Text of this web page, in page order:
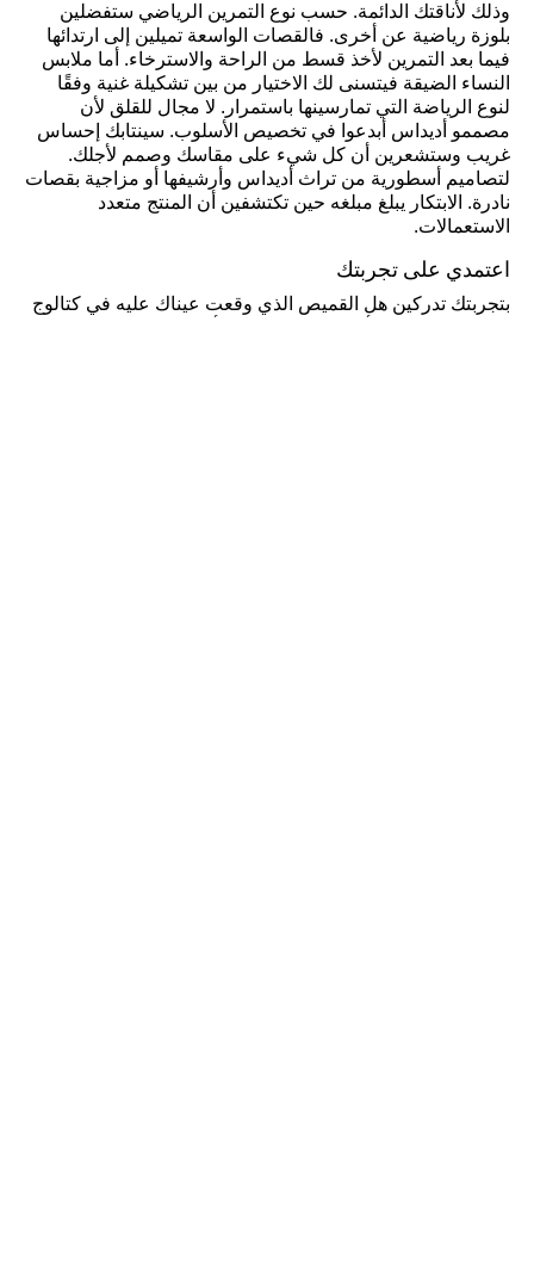
وذلك لأناقتك الدائمة. حسب نوع التمرين الرياضي ستفضلين
بلوزة رياضية عن أخرى. فالقصات الواسعة تميلين إلى ارتدائها
فيما بعد التمرين لأخذ قسط من الراحة والاسترخاء. أما ملابس
النساء الضيقة فيتسنى لك الاختيار من بين تشكيلة غنية وفقًا
لنوع الرياضة التي تمارسينها باستمرار. لا مجال للقلق لأن
مصممو أديداس أبدعوا في تخصيص الأسلوب. سينتابك إحساس
غريب وستشعرين أن كل شيء على مقاسك وصمم لأجلك.
لتصاميم أسطورية من تراث أديداس وأرشيفها أو مزاجية بقصات
نادرة. الابتكار يبلغ مبلغه حين تكتشفين أن المنتج متعدد
الاستعمالات.
اعتمدي على تجربتك
بتجربتك تدركين هل القميص الذي وقعت عيناك عليه في كتالوج